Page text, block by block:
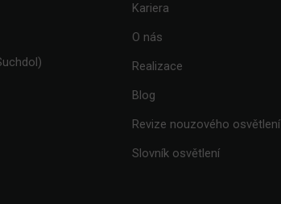
Kariera
O nás
Realizace
Blog
Revize nouzového osvětlení
Slovník osvětlení